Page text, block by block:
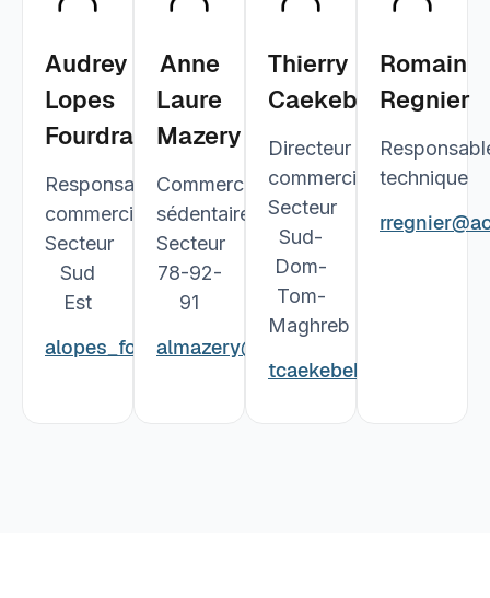
Audrey
Lopes
Fourdrain
Responsable
commerciale
Secteur
Sud
Est
alopes_fourdrain@acfri.fr
Anne
Laure
Mazery
Commerciale
sédentaire
Secteur
78-92-
91
almazery@acfri.fr
Thierry
Caekebeke
Directeur
commercial
Secteur
Sud-
Dom-
Tom-
Maghreb
tcaekebeke@acfri.fr
Romain
Regnier
technique